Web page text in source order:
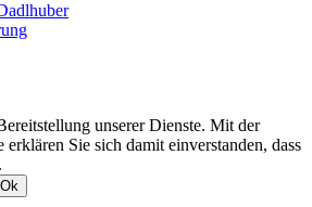
unserer Dienste. Mit der
Sie sich damit einverstanden, dass
Ok